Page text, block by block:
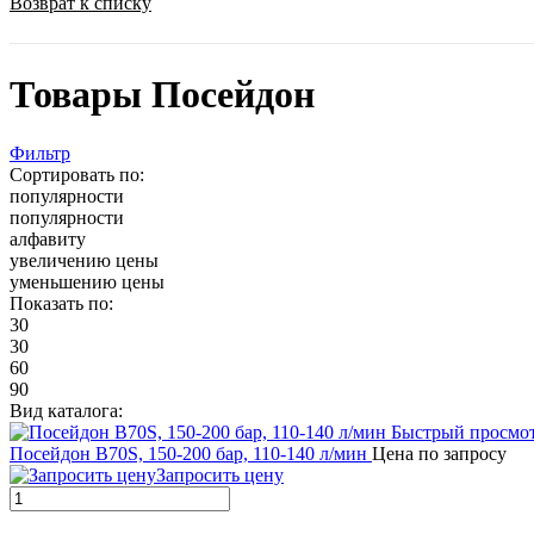
Товары Посейдон
Фильтр
Сортировать по:
популярности
популярности
алфавиту
увеличению цены
уменьшению цены
Показать по:
30
30
60
90
Вид каталога:
Быстрый
Посейдон B70S, 150-200 бар, 110-140 л/мин Цена по запросу
Запросить цену